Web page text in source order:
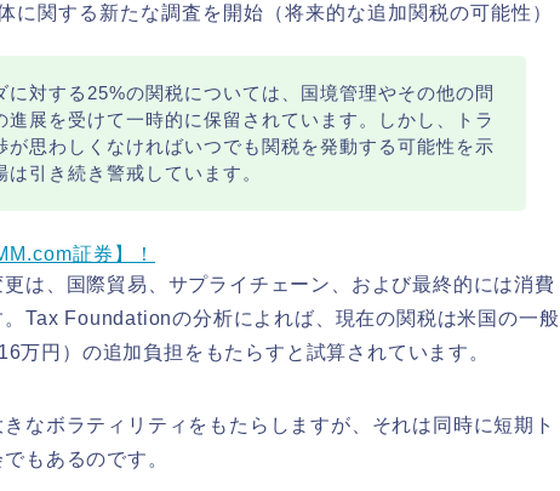
に関する新たな調査を開始（将来的な追加関税の可能性）
に対する25%の関税については、国境管理やその他の問
進展を受けて一時的に保留されています。しかし、トラ
が思わしくなければいつでも関税を発動する可能性を示
引き続き警戒しています。
証券】！
は、国際貿易、サプライチェーン、および最終的には消費
Tax Foundationの分析によれば、現在の関税は米国の一般
万円）の追加負担をもたらすと試算されています。
なボラティリティをもたらしますが、それは同時に短期ト
もあるのです。